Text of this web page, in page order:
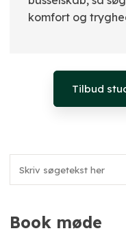
komfort og
Tilbud
Book møde​